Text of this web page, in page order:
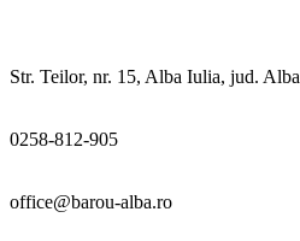
Str. Teilor, nr. 15, Alba Iulia, jud. Alba
0258-812-905
office@barou-alba.ro